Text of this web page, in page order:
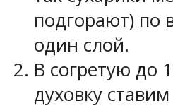
подгорают) по
один слой.
В согретую до
духовку